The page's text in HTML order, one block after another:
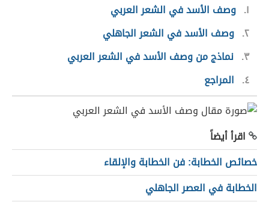
١ وصف الأسد في الشعر العربي
٢ وصف الأسد في الشعر الجاهلي
٣ نماذج من وصف الأسد في الشعر العربي
٤
المراجع
اقرأ أيضاً
خصائص الخطابة: فن الخطابة والإلقاء
الخطابة في العصر الجاهلي